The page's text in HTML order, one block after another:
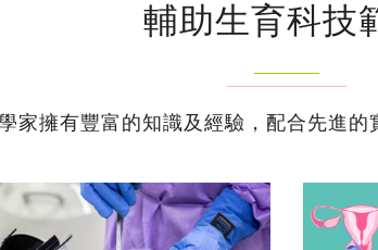
輔助生育科技
家擁有豐富的知識及經驗，配合先進的